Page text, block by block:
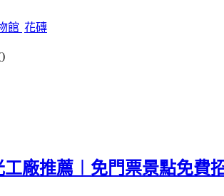
館 花磚
)
工廠推薦︱免門票景點免費